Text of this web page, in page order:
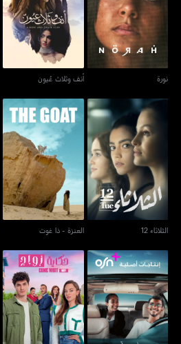
نورة
نورة
أنف وثلاث عُيون
أنف وثلاث عُيون
الثلاثاء 12
الثلاثاء 12
العنزة - ذا غوت
العنزة - ذا غوت
سلمى وقمر حكاية زواج